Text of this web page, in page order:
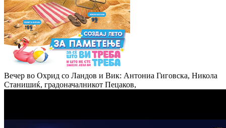
Вечер во Охрид со Ландов и Вик: Антониа Гиговска, Никола
Станишиќ, градоначалникот Пецаков,